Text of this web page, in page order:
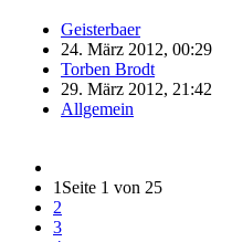
Geisterbaer
24. März 2012, 00:29
Torben Brodt
29. März 2012, 21:42
Allgemein
1 Seite 1 von 25
2
3